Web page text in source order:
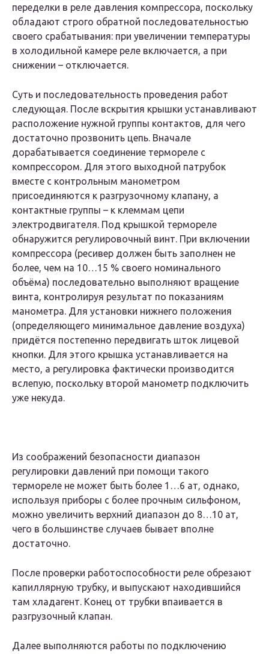
переделки в реле давления компрессора, поскольку
обладают строго обратной последовательностью
своего срабатывания: при увеличении температуры
в холодильной камере реле включается, а при
снижении – отключается.
Суть и последовательность проведения работ
следующая. После вскрытия крышки устанавливают
расположение нужной группы контактов, для чего
достаточно прозвонить цепь. Вначале
дорабатывается соединение термореле с
компрессором. Для этого выходной патрубок
вместе с контрольным манометром
присоединяются к разгрузочному клапану, а
контактные группы – к клеммам цепи
электродвигателя. Под крышкой термореле
обнаружится регулировочный винт. При включении
компрессора (ресивер должен быть заполнен не
более, чем на 10…15 % своего номинального
объёма) последовательно выполняют вращение
винта, контролируя результат по показаниям
манометра. Для установки нижнего положения
(определяющего минимальное давление воздуха)
придётся постепенно передвигать шток лицевой
кнопки. Для этого крышка устанавливается на
место, а регулировка фактически производится
вслепую, поскольку второй манометр подключить
уже некуда.
Из соображений безопасности диапазон
регулировки давлений при помощи такого
термореле не может быть более 1…6 ат, однако,
используя приборы с более прочным сильфоном,
можно увеличить верхний диапазон до 8…10 ат,
чего в большинстве случаев бывает вполне
достаточно.
После проверки работоспособности реле обрезают
капиллярную трубку, и выпускают находившийся
там хладагент. Конец от трубки впаивается в
разгрузочный клапан.
Далее выполняются работы по подключению